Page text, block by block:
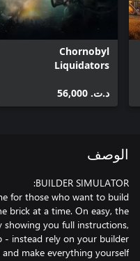
Chornobyl
Liquidators
د.ت.‏ 56,000
الوصف
for those who want to build
brick at a time. On easy, the
showing you full instructions,
instead rely on your builder